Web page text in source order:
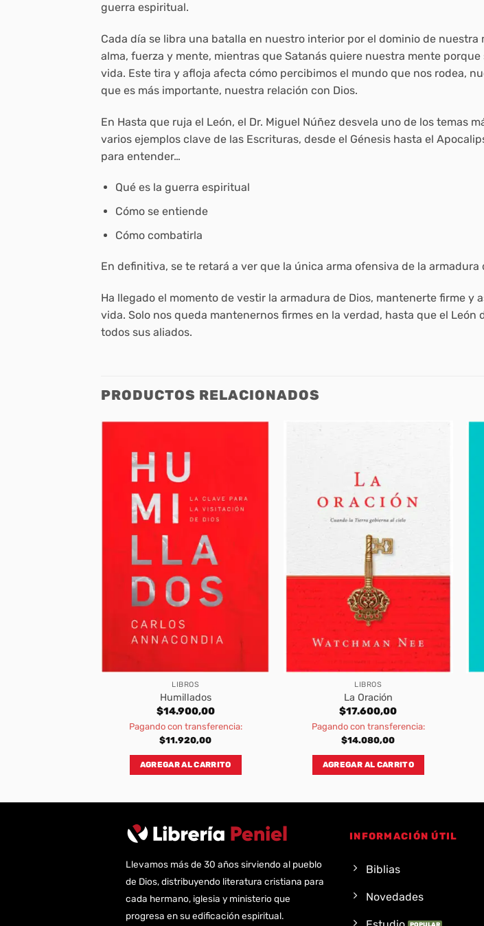
guerra espiritual.
Cada día se libra una batalla en nuestro interior por el dominio de
alma, fuerza y mente, mientras que Satanás quiere nuestra mente
vida. Este tira y afloja afecta cómo percibimos el mundo que nos rodea,
que es más importante, nuestra relación con Dios.
En Hasta que ruja el León, el Dr. Miguel Núñez desvela uno de los temas
varios ejemplos clave de las Escrituras, desde el Génesis hasta el
para entender…
Qué es la guerra espiritual
Cómo se entiende
Cómo combatirla
En definitiva, se te retará a ver que la única arma ofensiva de la
Ha llegado el momento de vestir la armadura de Dios, mantenerte firme
vida. Solo nos queda mantenernos firmes en la verdad, hasta que el
todos sus aliados.
PRODUCTOS RELACIONADOS
LIBROS
Humillados
$14.900,00
Pagando con transferencia:
$11.920,00
AGREGAR AL CARRITO
LIBROS
La Oración
$17.600,00
Pagando con transferencia:
$14.080,00
AGREGAR AL CARRITO
Llevamos más de 30 años sirviendo al pueblo
de Dios, distribuyendo literatura cristiana para
cada hermano, iglesia y ministerio que
progresa en su edificación espiritual.
INFORMACIÓN ÚTIL
Biblias
Novedades